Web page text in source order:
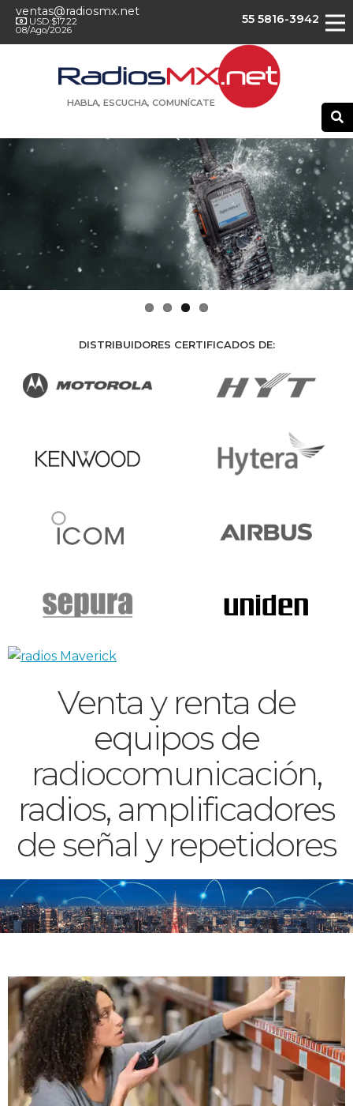
ventas@radiosmx.net
USD:$17.22
08/Ago/2026
55 5816-3942
HABLA, ESCUCHA, COMUNÍCATE
DISTRIBUIDORES CERTIFICADOS DE:
Venta y renta de
equipos de
radiocomunicación,
radios, amplificadores
de señal y repetidores